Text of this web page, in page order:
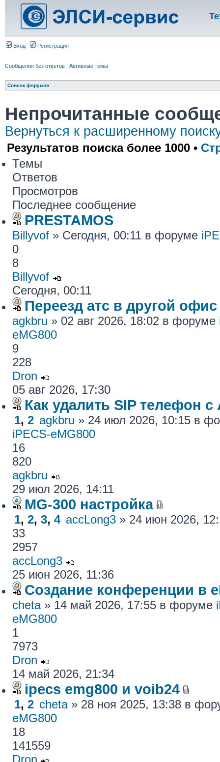
Вход Регистрация
Сообщения без ответов | Активные темы
Список форумов
Непрочитанные
Вернуться к расширенному
Результатов поиска более 1000 •
Темы
Ответов
Просмотров
Последнее сообщение
PRESTAMOS
Billyvof » Сегодня, 00:11 в форуме
0
8
Billyvof
Сегодня, 00:11
Переезд атс в другой
agkbru » 02 авг 2026, 18:02 в форуме
eMG800
9
228
Dron
05 авг 2026, 17:30
Как удалить SIP телефон
1, 2 agkbru » 24 июл 2026, 10:15 в
iPECS-eMG800
16
820
agkbru
29 июл 2026, 14:11
MG-300 настройка
1, 2, 3, 4 accLong3 » 24 июн 2026,
33
2957
accLong3
25 июн 2026, 11:36
Создание конференции в
cheta» 14 май 2026, 17:55 в форуме
eMG800
1
7973
Dron
14 май 2026, 21:34
ipecs emg800 и voib24
1, 2 cheta» 28 ноя 2025, 13:38 в
eMG800
18
141559
Dron